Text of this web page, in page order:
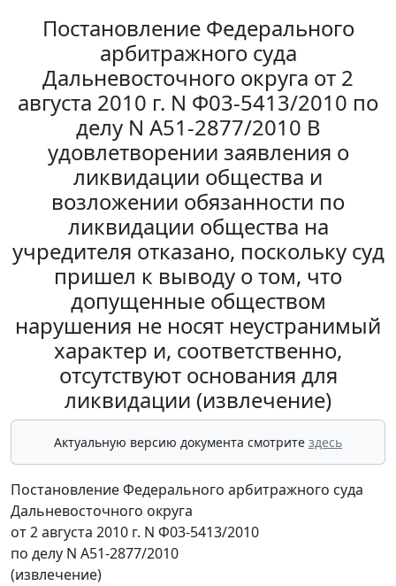
Постановление Федерального
арбитражного суда
Дальневосточного округа от 2
августа 2010 г. N Ф03-5413/2010 по
делу N А51-2877/2010 В
удовлетворении заявления о
ликвидации общества и
возложении обязанности по
ликвидации общества на
учредителя отказано, поскольку суд
пришел к выводу о том, что
допущенные обществом
нарушения не носят неустранимый
характер и, соответственно,
отсутствуют основания для
ликвидации (извлечение)
Актуальную версию документа смотрите здесь
Постановление Федерального арбитражного суда
Дальневосточного округа
от 2 августа 2010 г. N Ф03-5413/2010
по делу N А51-2877/2010
(извлечение)